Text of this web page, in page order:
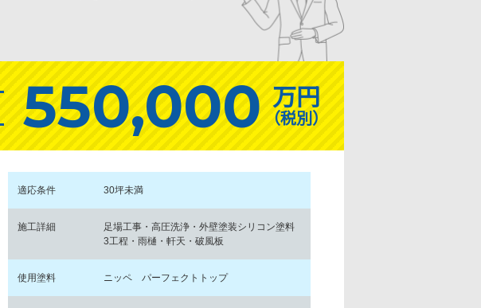
550,000 万円
（税別）
適応条件 30坪未満
施工詳細
足場工事・高圧洗浄・外壁塗装シリコン塗料
3工程・雨樋・軒天・破風板
使用塗料 ニッペ パーフェクトトップ